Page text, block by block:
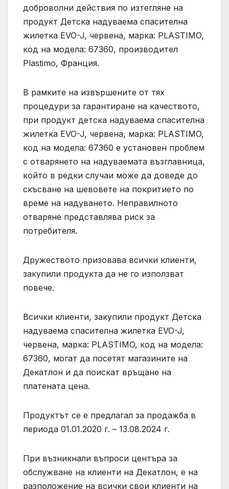
доброволни действия по изтегляне на
продукт Детска надуваема спасителна
жилетка EVO-J, червена, марка: PLASTIMO,
код на модела: 67360, производител
Plastimo, Франция.
В рамките на извършените от тях
процедури за гарантиране на качеството,
при продукт детска надуваема спасителна
жилетка EVO-J, червена, марка: PLASTIMO,
код на модела: 67360 е установен проблем
с отварянето на надуваемата възглавница,
който в редки случаи може да доведе до
скъсване на шевовете на покритието по
време на надуването. Неправилното
отваряне представлява риск за
потребителя.
Дружеството призовава всички клиенти,
закупили продукта да не го използват
повече.
Всички клиенти, закупили продукт Детска
надуваема спасителна жилетка EVO-J,
червена, марка: PLASTIMO, код на модела:
67360, могат да посетят магазините на
Декатлон и да поискат връщане на
платената цена.
Продуктът се е предлагал за продажба в
периода 01.01.2020 г. – 13.08.2024 г.
При възникнали въпроси центъра за
обслужване на клиенти на Декатлон, е на
разположение на всички свои клиенти на